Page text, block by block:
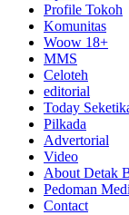
Profile Tokoh
Komunitas
Woow 18+
MMS
Celoteh
editorial
Today
Pilkada
Advertorial
Video
About Detak
Pedoman
Contact